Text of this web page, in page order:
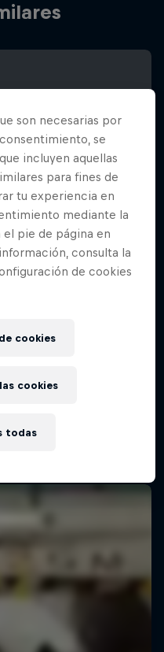
de Plazas
son necesarias por
se
incluyen aquellas
para fines de
tu experiencia en
mediante la
pie de página en
consulta la
de cookies
cookies
todas
cookies